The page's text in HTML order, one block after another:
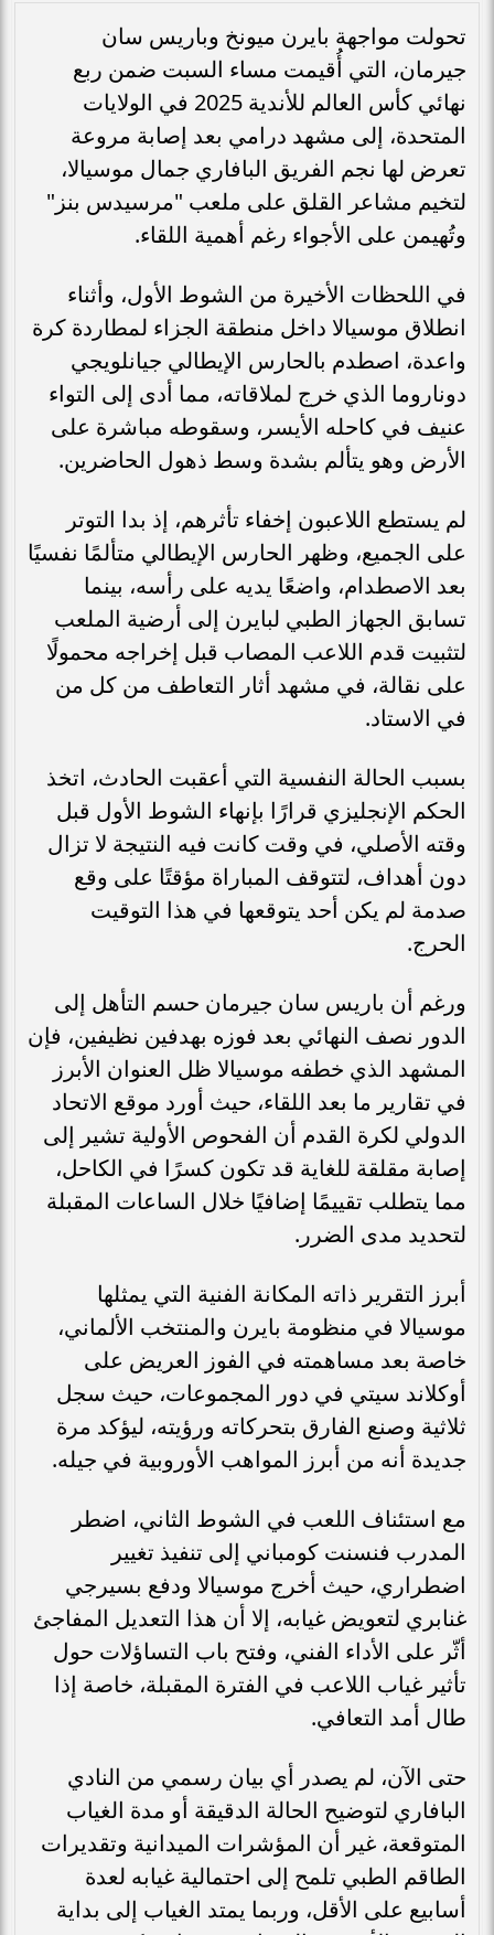
تحولت مواجهة بايرن ميونخ وباريس سان
جيرمان، التي أُقيمت مساء السبت ضمن ربع
نهائي كأس العالم للأندية 2025 في الولايات
المتحدة، إلى مشهد درامي بعد إصابة مروعة
تعرض لها نجم الفريق البافاري جمال موسيالا،
لتخيم مشاعر القلق على ملعب "مرسيدس بنز"
وتُهيمن على الأجواء رغم أهمية اللقاء.
في اللحظات الأخيرة من الشوط الأول، وأثناء
انطلاق موسيالا داخل منطقة الجزاء لمطاردة كرة
واعدة، اصطدم بالحارس الإيطالي جيانلويجي
دوناروما الذي خرج لملاقاته، مما أدى إلى التواء
عنيف في كاحله الأيسر، وسقوطه مباشرة على
الأرض وهو يتألم بشدة وسط ذهول الحاضرين.
لم يستطع اللاعبون إخفاء تأثرهم، إذ بدا التوتر
على الجميع، وظهر الحارس الإيطالي متألمًا نفسيًا
بعد الاصطدام، واضعًا يديه على رأسه، بينما
تسابق الجهاز الطبي لبايرن إلى أرضية الملعب
لتثبيت قدم اللاعب المصاب قبل إخراجه محمولًا
على نقالة، في مشهد أثار التعاطف من كل من
في الاستاد.
بسبب الحالة النفسية التي أعقبت الحادث، اتخذ
الحكم الإنجليزي قرارًا بإنهاء الشوط الأول قبل
وقته الأصلي، في وقت كانت فيه النتيجة لا تزال
دون أهداف، لتتوقف المباراة مؤقتًا على وقع
صدمة لم يكن أحد يتوقعها في هذا التوقيت
الحرج.
ورغم أن باريس سان جيرمان حسم التأهل إلى
الدور نصف النهائي بعد فوزه بهدفين نظيفين، فإن
المشهد الذي خطفه موسيالا ظل العنوان الأبرز
في تقارير ما بعد اللقاء، حيث أورد موقع الاتحاد
الدولي لكرة القدم أن الفحوص الأولية تشير إلى
إصابة مقلقة للغاية قد تكون كسرًا في الكاحل،
مما يتطلب تقييمًا إضافيًا خلال الساعات المقبلة
لتحديد مدى الضرر.
أبرز التقرير ذاته المكانة الفنية التي يمثلها
موسيالا في منظومة بايرن والمنتخب الألماني،
خاصة بعد مساهمته في الفوز العريض على
أوكلاند سيتي في دور المجموعات، حيث سجل
ثلاثية وصنع الفارق بتحركاته ورؤيته، ليؤكد مرة
جديدة أنه من أبرز المواهب الأوروبية في جيله.
مع استئناف اللعب في الشوط الثاني، اضطر
المدرب فنسنت كومباني إلى تنفيذ تغيير
اضطراري، حيث أخرج موسيالا ودفع بسيرجي
غنابري لتعويض غيابه، إلا أن هذا التعديل المفاجئ
أثّر على الأداء الفني، وفتح باب التساؤلات حول
تأثير غياب اللاعب في الفترة المقبلة، خاصة إذا
طال أمد التعافي.
حتى الآن، لم يصدر أي بيان رسمي من النادي
البافاري لتوضيح الحالة الدقيقة أو مدة الغياب
المتوقعة، غير أن المؤشرات الميدانية وتقديرات
الطاقم الطبي تلمح إلى احتمالية غيابه لعدة
أسابيع على الأقل، وربما يمتد الغياب إلى بداية